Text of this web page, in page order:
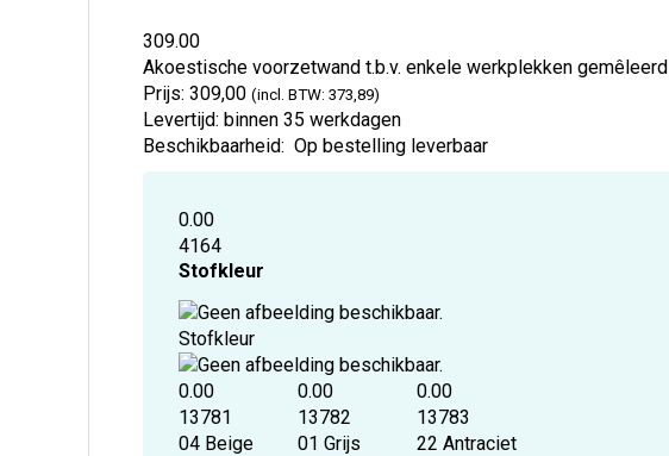
309.00
Akoestische voorzetwand t.b.v. enkele werkplekken gemêleerd
Prijs: 309,00 (incl. BTW: 373,89)
Levertijd: binnen 35 werkdagen
Beschikbaarheid: Op bestelling leverbaar
0.00
4164
Stofkleur
Stofkleur
0.00
13781
04 Beige
0.00
13782
01 Grijs
0.00
13783
22 Antraciet